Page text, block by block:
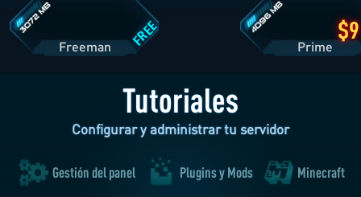
Tutoriales
Configurar y administrar tu servidor
Gestión del panel Plugins y Mods Minecraft